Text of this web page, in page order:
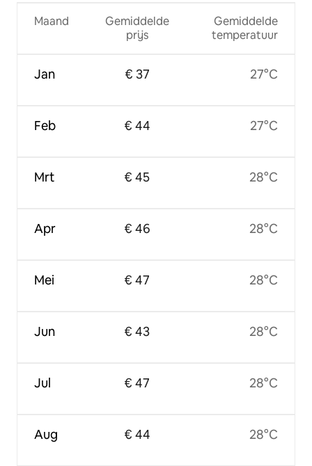
Maand
Jan
Feb
Mrt
Apr
Mei
Jun
Jul
Aug
Gemiddelde
prijs
€ 37
€ 44
€ 45
€ 46
€ 47
€ 43
€ 47
€ 44
Gemiddelde
temperatuur
27°C
27°C
28°C
28°C
28°C
28°C
28°C
28°C